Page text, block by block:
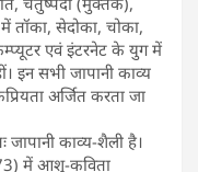
तॉका, सेदोका, चोका,
एवं इंटरनेट के युग में
इन सभी जापानी काव्य
अर्जित करता जा
जापानी काव्य-शैली है।
में आशु-कविता